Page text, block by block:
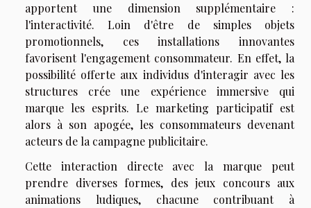
apportent une dimension supplémentaire :
l'interactivité. Loin d'être de simples objets
promotionnels, ces installations innovantes
favorisent l'engagement consommateur. En effet, la
possibilité offerte aux individus d'interagir avec les
structures crée une expérience immersive qui
marque les esprits. Le marketing participatif est
alors à son apogée, les consommateurs devenant
acteurs de la campagne publicitaire.
Cette interaction directe avec la marque peut
prendre diverses formes, des jeux concours aux
animations ludiques, chacune contribuant à